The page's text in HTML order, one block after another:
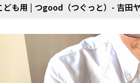
ども用 | つgood（つぐっと）- 吉田